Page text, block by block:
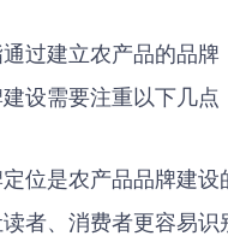
过建立农产品的品
设需要注重以下几点
位是农产品品牌建
者、消费者更容易识